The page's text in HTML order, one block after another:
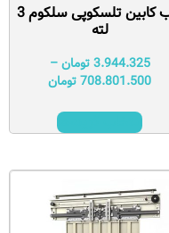
درب کابین تلسکوپی سلکوم 3
لته
3.944.325 تومان –
708.801.500تومان
انتخاب گزینه‌ها